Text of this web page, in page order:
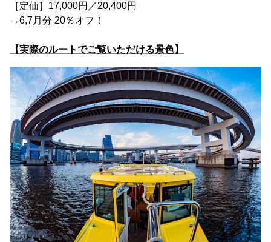
［定価］17,000円／20,400円
→6,7月分 20％オフ！
【実際のルートでご覧いただける景色】